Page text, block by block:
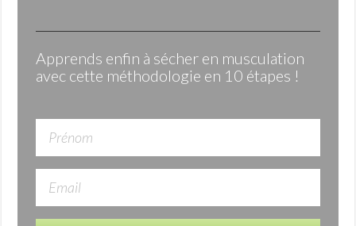
Apprends enfin à sécher en musculation
avec cette méthodologie en 10 étapes !